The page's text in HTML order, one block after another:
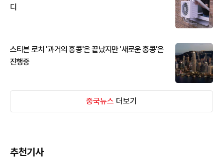
디
스티븐 로치 '과거의 홍콩'은 끝났지만 '새로운 홍콩'은
진행중
중국뉴스 더보기
추천기사